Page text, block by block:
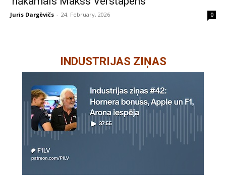
Juris Dargēvičs - 24. February, 2026 0
INDUSTRIJAS ZIŅAS